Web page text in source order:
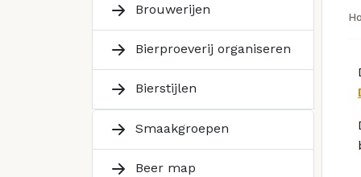
Brouwerijen
Bierproeverij organiseren
Bierstijlen
Smaakgroepen
Beer map